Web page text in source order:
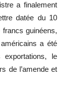
a finalement
datée du 10
guinéens,
a été
exportations, le
de l’amende et